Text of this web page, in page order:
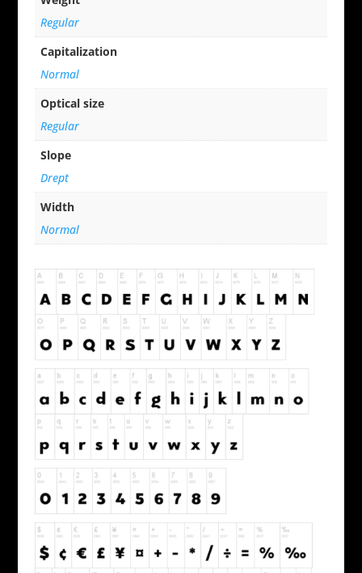
Regular
Capitalization
Normal
Optical size
Regular
Slope
Drept
Width
Normal